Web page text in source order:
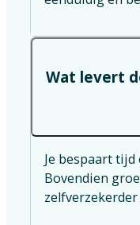
Wat levert
Je bespaart
Bovendien